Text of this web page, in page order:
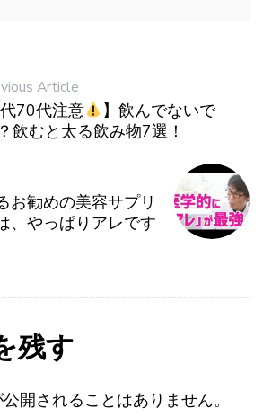
Article
代70代注意
】飲んでないで
飲むと太る飲み物7選！
お勧めの美容サプリ
、やっぱりアレです
残す
開されることはありません。